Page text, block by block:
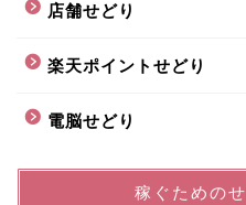
店舗せどり
楽天ポイントせどり
電脳せどり
稼ぐための